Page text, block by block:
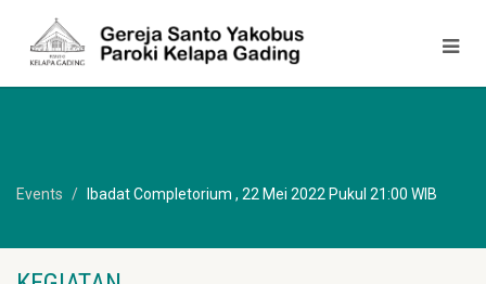
Events Ibadat Completorium , 22 Mei 2022 Pukul 21:00 WIB